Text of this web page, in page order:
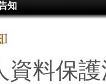
知
資料保